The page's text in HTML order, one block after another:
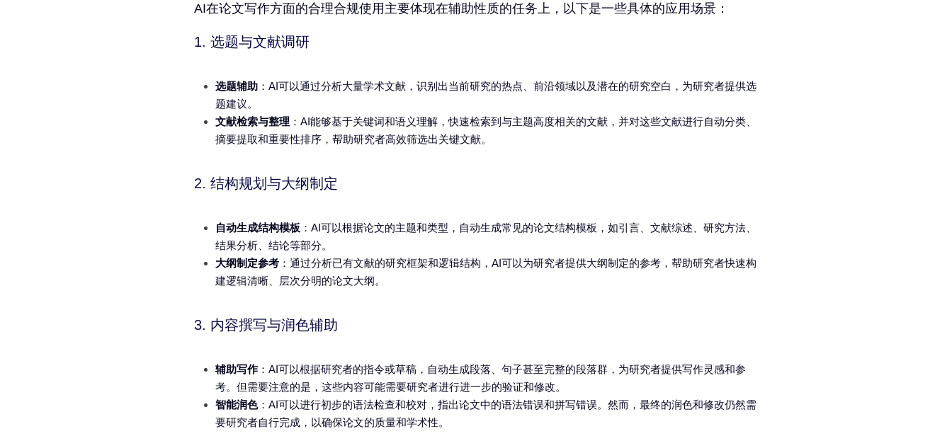
AI在论文写作方面的合理合规使用主要体现在辅助性质的任务上，以下是一些具体的应用场景：
1. 选题与文献调研
选题辅助 ：AI可以通过分析大量学术文献，识别出当前研究的热点、前沿领域以及潜在的研究空白，为研究者提供选
题建议。
文献检索与整理 ：AI能够基于关键词和语义理解，快速检索到与主题高度相关的文献，并对这些文献进行自动分类、
摘要提取和重要性排序，帮助研究者高效筛选出关键文献。
2. 结构规划与大纲制定
自动生成结构模板 ：AI可以根据论文的主题和类型，自动生成常见的论文结构模板，如引言、文献综述、研究方法、
结果分析、结论等部分。
大纲制定参考 ：通过分析已有文献的研究框架和逻辑结构，AI可以为研究者提供大纲制定的参考，帮助研究者快速构
建逻辑清晰、层次分明的论文大纲。
3. 内容撰写与润色辅助
辅助写作 ：AI可以根据研究者的指令或草稿，自动生成段落、句子甚至完整的段落群，为研究者提供写作灵感和参
考。但需要注意的是，这些内容可能需要研究者进行进一步的验证和修改。
智能润色：AI可以进行初步的语法检查和校对，指出论文中的语法错误和拼写错误。然而，最终的润色和修改仍然需
要研究者自行完成，以确保论文的质量和学术性。